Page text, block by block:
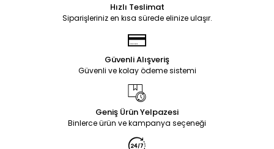
Hızlı Teslimat
Siparişleriniz en kısa sürede elinize ulaşır.
Güvenli Alışveriş
Güvenli ve kolay ödeme sistemi
Geniş Ürün Yelpazesi
Binlerce ürün ve kampanya seçeneği